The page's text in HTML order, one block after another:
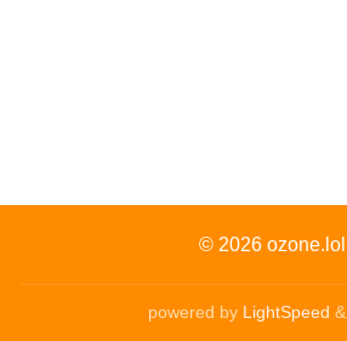
© 2026 ozone.lol
powered by LightSpeed &